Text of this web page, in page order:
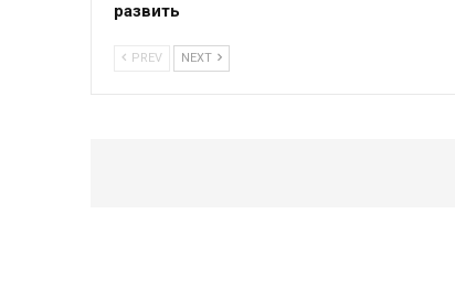
развить
PREV NEXT